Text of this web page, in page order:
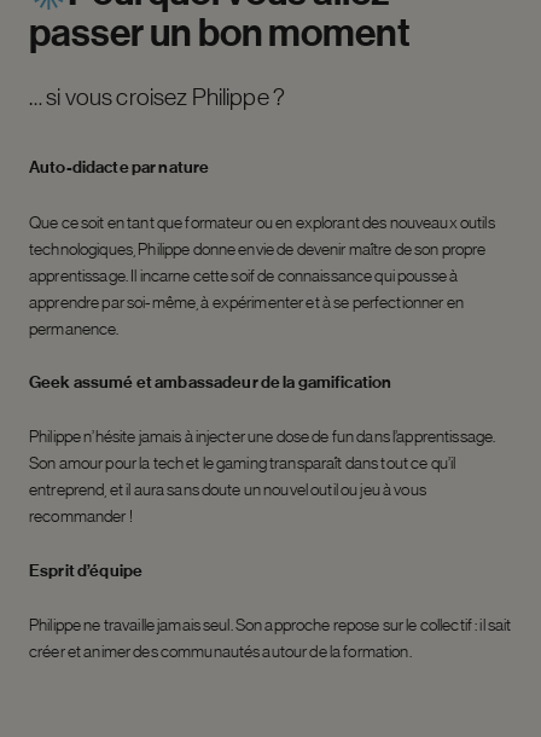
passerunbonmoment
… si vous croisez Philippe ?
Auto-didacte par nature
Que ce soit en tant que formateur ou en explorant des nouveaux outils
technologiques, Philippe donne envie de devenir maître de son propre
apprentissage. Il incarne cette soif de connaissance qui pousse à
apprendre par soi-même, à expérimenter et à se perfectionner en
permanence.
Geek assumé et ambassadeur de la gamification
Philippe n’hésite jamais à injecter une dose de fun dans l’apprentissage.
Son amour pour la tech et le gaming transparaît dans tout ce qu’il
entreprend, et il aura sans doute un nouvel outil ou jeu à vous
recommander !
Esprit d’équipe
Philippe ne travaille jamais seul. Son approche repose sur le collectif : il sait
créer et animer des communautés autour de la formation.